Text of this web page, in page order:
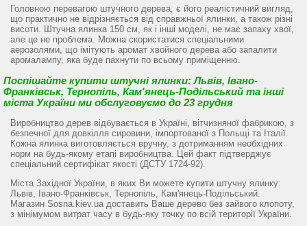
Головною перевагою штучного дерева, є його реалістичний вигляд,
що практично не відрізняється від справжньої ялинки, а також різні
висоти. Штучна ялинка 150 см, як і інші моделі, не має запаху хвої,
але це не проблема. Можна скористатися спеціальними
аерозолями, що імітують аромат хвойного дерева або запалити
аромалампу, яка буде пахнути по всьому приміщенню.
Поспішайте купити штучні ялинки:Львів, Івано-
Франківськ, Тернопіль, Кам'янець-Подільський та інші
міста України ми обслуговуємо до 23 грудня
Виробництво дерев відбувається в Україні, вітчизняної фабрикою, з
безпечної для довкілля сировини, імпортованої з Польщі та Італії.
Кожна ялинка виготовляється вручну, з дотриманням необхідних
норм на будь-якому етапі виробництва. Цей факт підтверджує
спеціальний сертифікат якості (ДСТУ 1724-92).
Міста Західної України, в яких Ви можете купити штучну ялинку:
Львів, Івано-Франківськ, Тернопіль, Кам'янець-Подільський.
Магазин Sosna.kiev.ua доставить Ваше дерево без зайвого клопоту,
з мінімумом витрат часу в будь-яку точку по всій території України.